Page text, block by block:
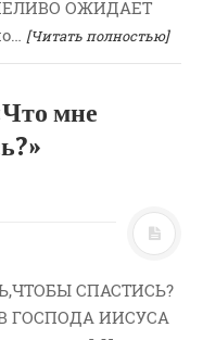
ОЖИДАЕТ
[Читать полностью]
мне
СПАСТИСЬ?
В ГОСПОДА ИИСУСА